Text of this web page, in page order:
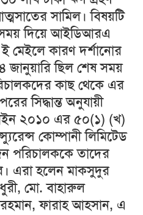
সামিল। বিষয়টি
দিয়ে আইডিআরএ
ই মেইলে কারণ দর্শানোর
জানুয়ারি ছিল শেষ সময়
কাছ থেকে এর
সিদ্ধান্ত অনুযায়ী
আইন ২০১০ এর ৫০(১) (খ)
কোম্পানী লিমিটেড
পরিচালককে তাদের
এরা হলেন মাকসুদুর
মো. বাহারুল
ফারাহ আহসান, এ